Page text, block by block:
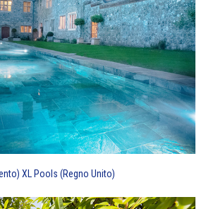
XL Pools (Regno Unito)